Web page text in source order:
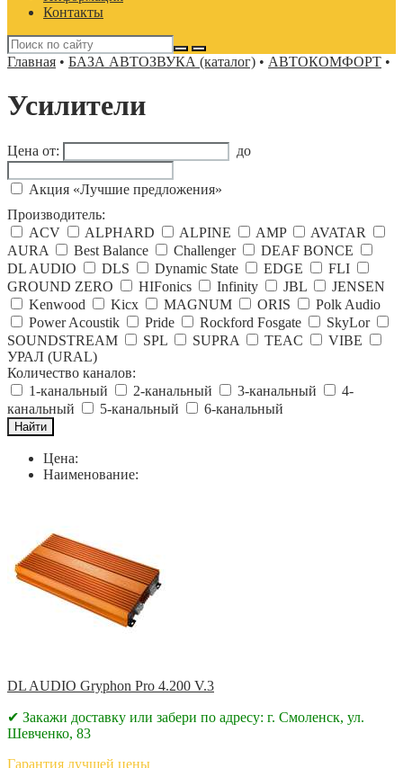
Контакты
Главная • БАЗА АВТОЗВУКА (каталог) • АВТОКОМФОРТ •
Усилители
Цена от: до
Акция «Лучшие предложения»
Производитель:
ACV
ALPHARD ALPINE AMP
AVATAR
AURA
Best Balance Challenger
DEAF BONCE
DL AUDIO
DLS Dynamic State EDGE
FLI
GROUND ZERO
HIFonics Infinity JBL
JENSEN
Kenwood
Kicx MAGNUM ORIS
Polk Audio
Power Acoustik
Pride Rockford Fosgate
SkyLor
SOUNDSTREAM
SPL SUPRA TEAC
VIBE
УРАЛ (URAL)
Количество каналов:
1-канальный
2-канальный 3-канальный
4-
канальный
5-канальный 6-канальный
Цена:
Наименование:
DL AUDIO Gryphon Pro 4.200 V.3
✔ Закажи доставку или забери по адресу: г. Смоленск, ул.
Шевченко, 83
Гарантия лучшей цены